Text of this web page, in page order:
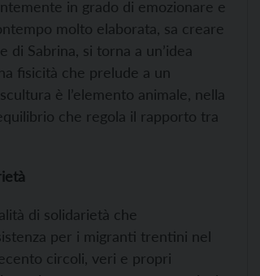
in grado di emozionare e
molto elaborata, sa creare
Sabrina, si torna a un’idea
fisicità che prelude a un
è l’elemento animale, nella
che regola il rapporto tra
di solidarietà che
per i migranti trentini nel
circoli, veri e propri